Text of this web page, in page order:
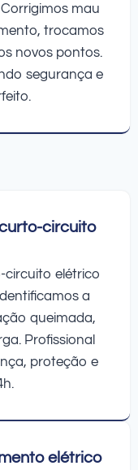
mau
trocamos
novos pontos.
segurança e
circuito
circuito elétrico
a
queimada,
Profissional
proteção e
elétrico